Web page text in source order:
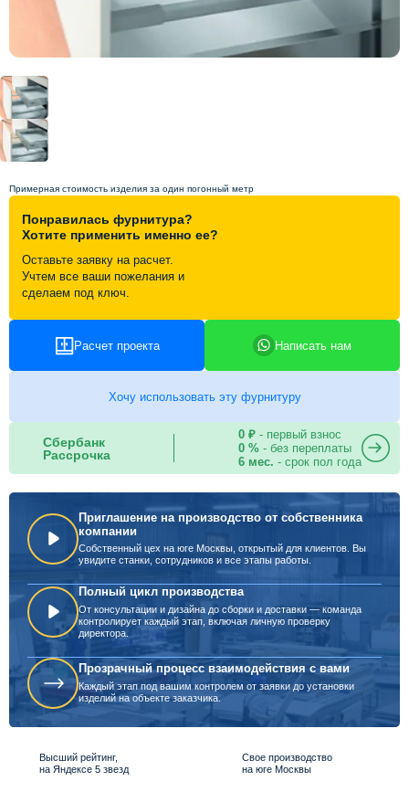
Схема работы
Акции и скидки
Портфолио
Статьи
Контакты
Примерная стоимость изделия за один погонный метр
Понравилась фурнитура?
Хотите применить именно ее?
Оставьте заявку на расчет.
Учтем все ваши пожелания и
сделаем под ключ.
Расчет проекта Написать нам
Хочу использовать эту фурнитуру
Сбербанк
Рассрочка
0 ₽- первый взнос
0 %- без переплаты
6 мес. - срок пол года
Приглашение на производство от собственника
компании
Собственный цех на юге Москвы, открытый для клиентов. Вы
увидите станки, сотрудников и все этапы работы.
Полный цикл производства
От консультации и дизайна до сборки и доставки — команда
контролирует каждый этап, включая личную проверку
директора.
Прозрачный процесс взаимодействия с вами
Каждый этап под вашим контролем от заявки до установки
изделий на объекте заказчика.
Высший рейтинг,
на Яндексе 5 звезд
Свое производство
на юге Москвы